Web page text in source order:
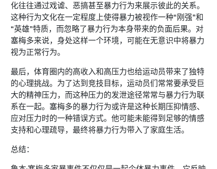
化往往通过戏谑、恶搞甚至暴力行为来展示彼此的关系。
这种行为文化在一定程度上使得暴力被视作一种“刚强”和
“英雄”特质，而忽略了暴力行为本身带来的负面后果。对
塞梅多来说，身处这样一个环境，可能在无意识中将暴力
视为正常行为。
最后，体育圈内的高收入和高压力也给运动员带来了独特
的心理挑战。为了达到竞技目标，运动员们常常要承受巨
大的精神压力，而这种压力的发泄途径常常与暴力行为联
系在一起。塞梅多的暴力行为或许是这种长期压抑情感、
应对压力时的一种错误方式。他可能未能得到足够的情感
支持和心理疏导，最终将暴力行为带入了家庭生活。
总结：